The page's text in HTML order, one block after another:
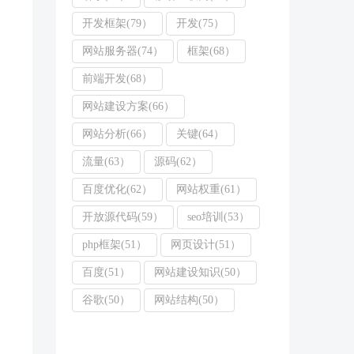
开发框架(79） 开发(75）
网站服务器(74） 框架(68）
前端开发(68）
网站建设方案(66）
网站分析(66） 关键(64）
流量(63） 源码(62）
百度优化(62） 网站权重(61）
开放源代码(59） seo培训(53）
php框架(51） 网页设计(51）
百度(51） 网站建设知识(50）
谷歌(50） 网站结构(50）